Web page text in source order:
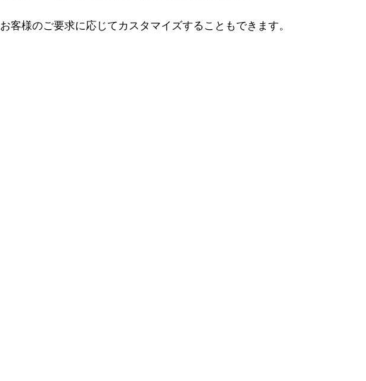
お客様のご要求に応じてカスタマイズすることもできます。